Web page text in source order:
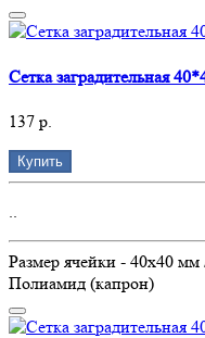
Сетка заградительная
137 р.
Купить
..
Размер ячейки - 40х40
Полиамид (капрон)